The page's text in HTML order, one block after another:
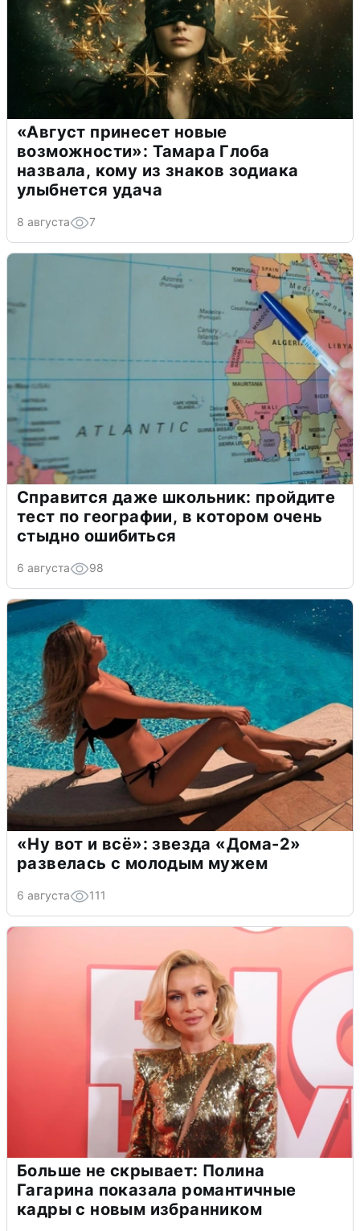
«Август принесет новые
возможности»: Тамара Глоба
назвала, кому из знаков зодиака
улыбнется удача
8 августа 7
Справится даже школьник: пройдите
тест по географии, в котором очень
стыдно ошибиться
6 августа 98
«Ну вот и всё»: звезда «Дома-2»
развелась с молодым мужем
6 августа 111
Больше не скрывает: Полина
Гагарина показала романтичные
кадры с новым избранником